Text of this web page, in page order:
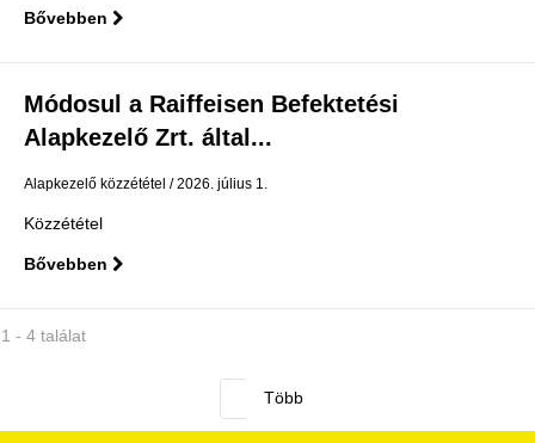
Bővebben
Módosul a Raiffeisen Befektetési
Alapkezelő Zrt. által...
Alapkezelő közzététel 2026. július 1.
Közzététel
Bővebben
1 - 4 találat